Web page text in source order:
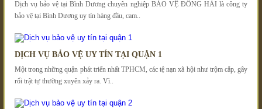
Dịch vụ bảo vệ tại Bình Dương chuyên nghiệp BẢO VỆ ĐÔNG HẢI là công ty
bảo vệ tại Bình Dương uy tín hàng đầu, cam..
DỊCH VỤ BẢO VỆ UY TÍN TẠI QUẬN 1
Một trong những quận phát triển nhất TPHCM, các tệ nạn xã hội như trộm cắp, gây
rối trật tự thường xuyên xảy ra. Vì..